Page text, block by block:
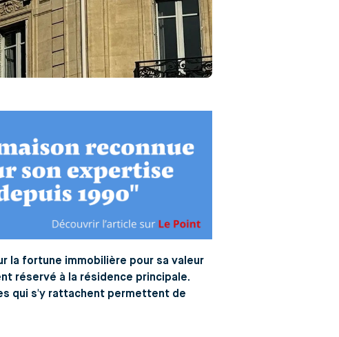
la fortune immobilière pour sa valeur
réservé à la résidence principale.
qui s'y rattachent permettent de